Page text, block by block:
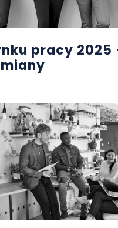
pracy 2025